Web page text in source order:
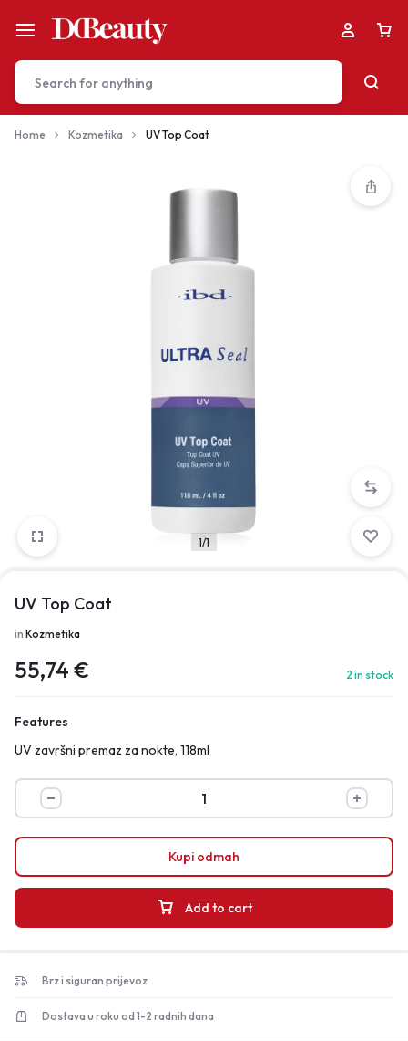
Your bag is empty
Sign in to view products added.
Home Kozmetika UV Top Coat
1/1
UV Top Coat
in Kozmetika
55,74 € 2 in stock
Features
UV završni premaz za nokte, 118ml
Add to cart
Kupi odmah
Brz i siguran prijevoz
Dostava u roku od 1-2 radnih dana